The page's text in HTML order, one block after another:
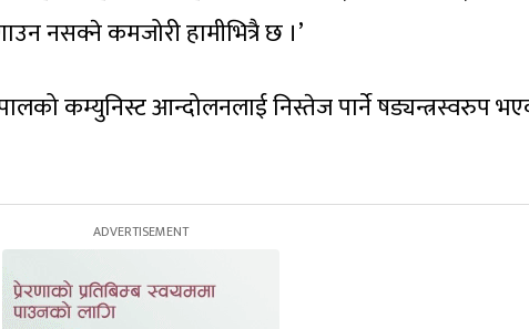
नसक्ने कमजोरी हामीभित्रै छ ।’
कम्युनिस्ट आन्दोलनलाई निस्तेज पार्ने षड्यन्त्रस्वरुप